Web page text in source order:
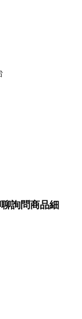
詢問商品細